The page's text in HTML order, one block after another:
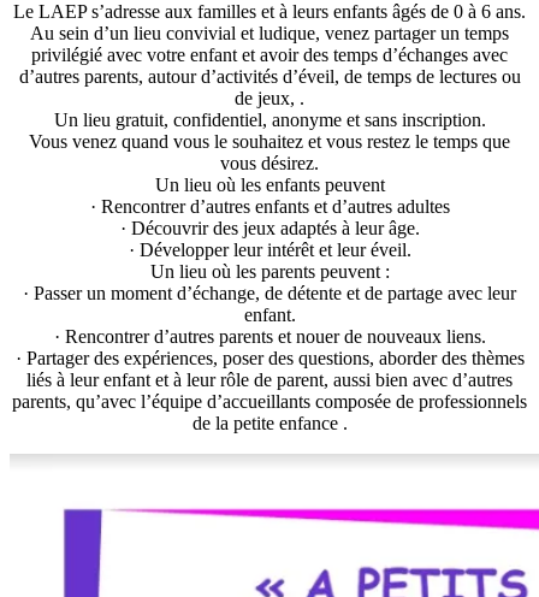
Le LAEP s’adresse aux familles et à leurs enfants âgés de 0 à 6 ans.
Au sein d’un lieu convivial et ludique, venez partager un temps
privilégié avec votre enfant et avoir des temps d’échanges avec
d’autres parents, autour d’activités d’éveil, de temps de lectures ou
de jeux, .
Un lieu gratuit, confidentiel, anonyme et sans inscription.
Vous venez quand vous le souhaitez et vous restez le temps que
vous désirez.
Un lieu où les enfants peuvent
· Rencontrer d’autres enfants et d’autres adultes
· Découvrir des jeux adaptés à leur âge.
· Développer leur intérêt et leur éveil.
Un lieu où les parents peuvent :
· Passer un moment d’échange, de détente et de partage avec leur
enfant.
· Rencontrer d’autres parents et nouer de nouveaux liens.
· Partager des expériences, poser des questions, aborder des thèmes
liés à leur enfant et à leur rôle de parent, aussi bien avec d’autres
parents, qu’avec l’équipe d’accueillants composée de professionnels
de la petite enfance .